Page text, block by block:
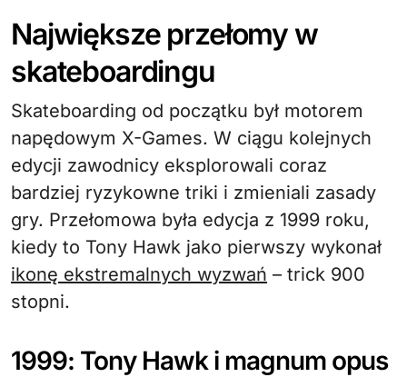
Największe przełomy w
skateboardingu
Skateboarding od początku był motorem
napędowym X-Games. W ciągu kolejnych
edycji zawodnicy eksplorowali coraz
bardziej ryzykowne triki i zmieniali zasady
gry. Przełomowa była edycja z 1999 roku,
kiedy to Tony Hawk jako pierwszy wykonał
ikonę ekstremalnych wyzwań – trick 900
stopni.
1999: Tony Hawk i magnum opus